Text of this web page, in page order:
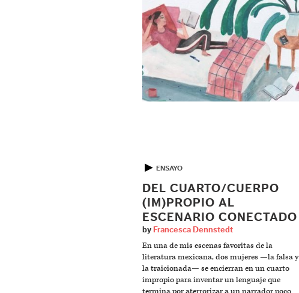
▶ ENSAYO
DEL CUARTO/CUERPO
(IM)PROPIO AL
ESCENARIO CONECTADO
by Francesca Dennstedt
En una de mis escenas favoritas de la
literatura mexicana, dos mujeres —la falsa y
la traicionada— se encierran en un cuarto
impropio para inventar un lenguaje que